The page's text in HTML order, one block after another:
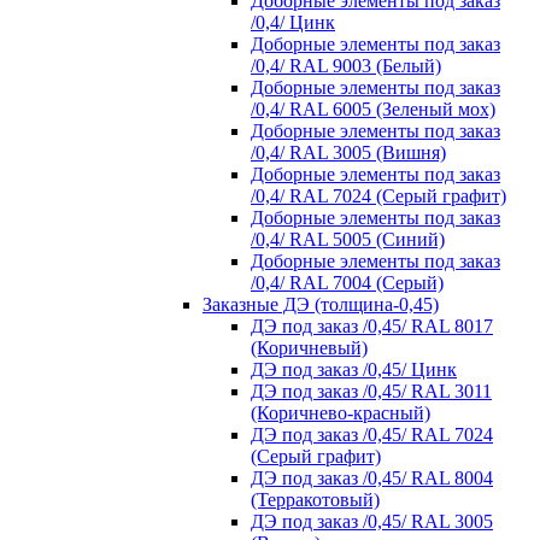
/0,4/ Цинк
Доборные элементы под заказ
/0,4/ RAL 9003 (Белый)
Доборные элементы под заказ
/0,4/ RAL 6005 (Зеленый мох)
Доборные элементы под заказ
/0,4/ RAL 3005 (Вишня)
Доборные элементы под заказ
/0,4/ RAL 7024 (Серый графит)
Доборные элементы под заказ
/0,4/ RAL 5005 (Синий)
Доборные элементы под заказ
/0,4/ RAL 7004 (Серый)
Заказные ДЭ (толщина-0,45)
ДЭ под заказ /0,45/ RAL 8017
(Коричневый)
ДЭ под заказ /0,45/ Цинк
ДЭ под заказ /0,45/ RAL 3011
(Коричнево-красный)
ДЭ под заказ /0,45/ RAL 7024
(Серый графит)
ДЭ под заказ /0,45/ RAL 8004
(Терракотовый)
ДЭ под заказ /0,45/ RAL 3005